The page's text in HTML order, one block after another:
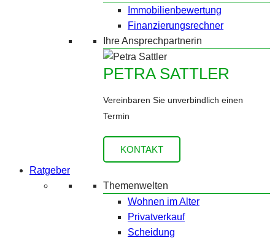
Immobilienbewertung
Finanzierungsrechner
Ihre Ansprechpartnerin
PETRA SATTLER
Vereinbaren Sie unverbindlich einen
Termin
KONTAKT
Ratgeber
Themenwelten
Wohnen im Alter
Privatverkauf
Scheidung